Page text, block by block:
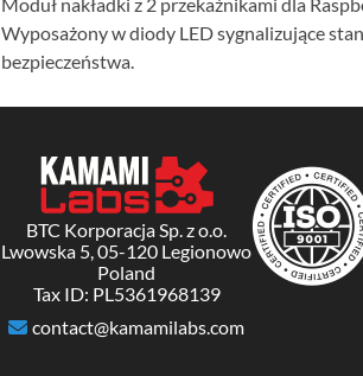
Wyposażony w diody LED sygnalizujące
bezpieczeństwa.
BTC Korporacja Sp. z o.o.
Lwowska 5, 05-120 Legionowo
Poland
Tax ID: PL5361968139
contact@kamamilabs.com